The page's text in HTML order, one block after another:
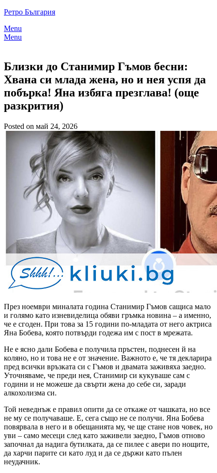
Skip
content
Ретро България
Menu
Menu
Близки до Станимир Гъмов бесни:
Хвана си млада жена, но и нея успя да
побърка! Яна избяга презглава! (още
разкрития)
Posted on май 24, 2026
През ноември миналата година Станимир Гъмов сащиса мало
и голямо като изневиделица обяви гръмка новина – а именно,
че е сгоден. При това за 15 години по-младата от него актриса
Яна Бобева, която потвърди годежа им с пост в мрежата.
Не е ясно дали Бобева е получила пръстен, поднесен й на
коляно, но и това не е от значение. Важното е, че тя декларира
пред всички връзката си с Гъмов и двамата заживяха заедно.
Уточняваме, че преди нея, Станимир си кукуваше сам с
години и не можеше да свърти жена до себе си, заради
алкохолизма си.
Той неведнъж е правил опити да се откаже от чашката, но все
не му се получаваше. Е, сега също не се получи. Яна Бобева
повярвала в него и в обещанията му, че ще стане нов човек, но
уви – само месеци след като заживели заедно, Гъмов отново
започнал да надига бутилката, да се пилее с авери по нощите,
да харчи парите си като луд и да се държи като пълен
неудачник.